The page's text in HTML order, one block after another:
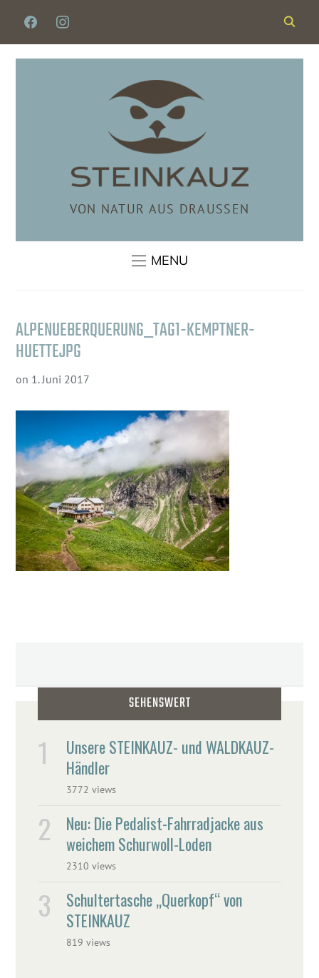
FACEBOOKINSTAGRAM
VON NATUR AUS DRAUSSEN
MENU
ALPENUEBERQUERUNG_TAG1-KEMPTNER-
HUETTEJPG
on 1. Juni 2017
SEHENSWERT
Unsere STEINKAUZ- und WALDKAUZ-
Händler
3772 views
Neu: Die Pedalist-Fahrradjacke aus
weichem Schurwoll-Loden
2310 views
Schultertasche „Querkopf“ von
STEINKAUZ
819 views